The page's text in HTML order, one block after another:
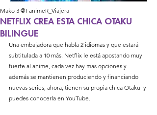
NETFLIX CREA ESTA CHICA OTAKU
BILINGUE
Mako 3 @FanimeR_Viajera
Una embajadora que habla 2 idiomas y que estará
subtitulada a 10 más. Netflix le está apostando muy
fuerte al anime, cada vez hay mas opciones y
además se mantienen produciendo y financiando
nuevas series, ahora, tienen su propia chica Otaku  y
puedes conocerla en YouTube.